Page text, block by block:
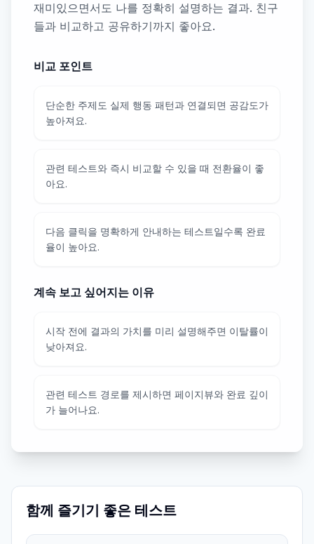
재미있으면서도 나를 정확히 설명하는 결과. 친구
들과 비교하고 공유하기까지 좋아요.
비교 포인트
단순한 주제도 실제 행동 패턴과 연결되면 공감도가
높아져요.
관련 테스트와 즉시 비교할 수 있을 때 전환율이 좋
아요.
다음 클릭을 명확하게 안내하는 테스트일수록 완료
율이 높아요.
계속 보고 싶어지는 이유
시작 전에 결과의 가치를 미리 설명해주면 이탈률이
낮아져요.
관련 테스트 경로를 제시하면 페이지뷰와 완료 깊이
가 늘어나요.
함께 즐기기 좋은 테스트